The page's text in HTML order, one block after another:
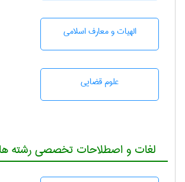
الهیات و معارف اسلامی
علوم قضایی
لغات و اصطلاحات تخصصی رشته